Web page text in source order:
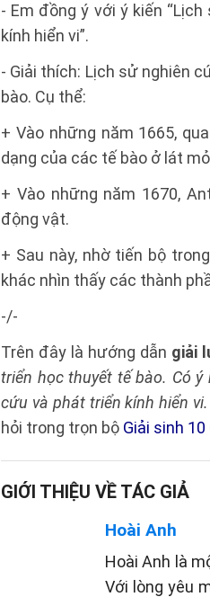
- Em đồng ý với ý kiến
kính hiển vi”.
- Giải thích: Lịch sử nghiên
bào. Cụ thể:
+ Vào những năm 1665,
dạng của các tế bào ở lát
+ Vào những năm 1670,
động vật.
+ Sau này, nhờ tiến bộ
khác nhìn thấy các thành
-/-
Trên đây là hướng dẫn giải
triển học thuyết tế bào. Có
cứu và phát triển kính hiển
hỏi trong trọn bộ Giải sinh
GIỚI THIỆU VỀ TÁC GIẢ
Hoài Anh
Hoài Anh là
Với lòng yêu